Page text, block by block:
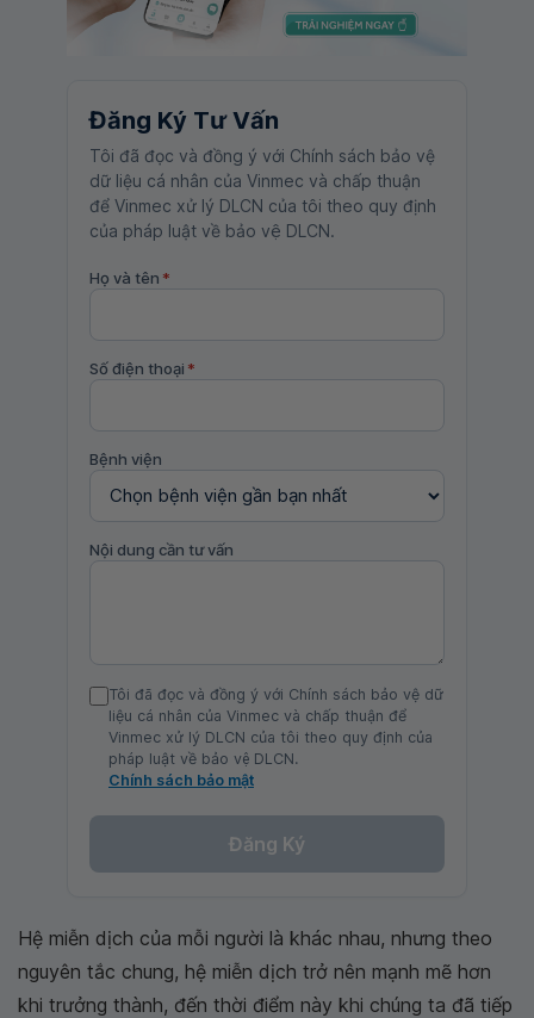
Đăng Ký Tư Vấn
Tôi đã đọc và đồng ý với Chính sách bảo vệ
dữ liệu cá nhân của Vinmec và chấp thuận
để Vinmec xử lý DLCN của tôi theo quy định
của pháp luật về bảo vệ DLCN.
Họ và tên *
Số điện thoại *
Bệnh viện
Nội dung cần tư vấn
Tôi đã đọc và đồng ý với Chính sách bảo vệ dữ
liệu cá nhân của Vinmec và chấp thuận để
Vinmec xử lý DLCN của tôi theo quy định của
pháp luật về bảo vệ DLCN.
Chính sách bảo mật
Đăng Ký
Hệ miễn dịch của mỗi người là khác nhau, nhưng theo
nguyên tắc chung, hệ miễn dịch trở nên mạnh mẽ hơn
khi trưởng thành, đến thời điểm này khi chúng ta đã tiếp